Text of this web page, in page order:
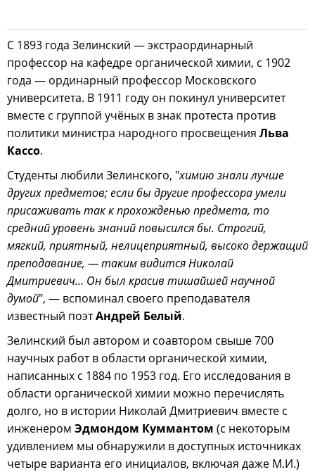
С 1893 года Зелинский — экстраординарный
профессор на кафедре органической химии, с 1902
года — ординарный профессор Московского
университета. В 1911 году он покинул университет
вместе с группой учёных в знак протеста против
политики министра народного просвещения Льва
Кассо.
Студенты любили Зелинского, "химию знали лучше
других предметов; если бы другие профессора умели
присаживать так к прохожденью предмета, то
средний уровень знаний повысился бы. Строгий,
мягкий, приятный, нелицеприятный, высоко держащий
преподавание, — таким видится Николай
Дмитриевич… Он был красив тишайшей научной
думой", — вспоминал своего преподавателя
известный поэтАндрей Белый.
Зелинский был автором и соавтором свыше 700
научных работ в области органической химии,
написанных с 1884 по 1953 год. Его исследования в
области органической химии можно перечислять
долго, но в истории Николай Дмитриевич вместе с
инженером Эдмондом Куммантом (с некоторым
удивлением мы обнаружили в доступных источниках
четыре варианта его инициалов, включая даже М.И.)